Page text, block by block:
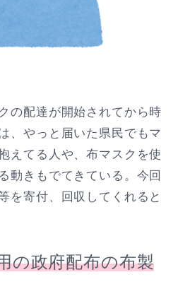
の配達が開始されてから時
、やっと届いた県民でもマ
えてる人や、布マスクを使
動きもでてきている。今回
を寄付、回収してくれると
の政府配布の布製